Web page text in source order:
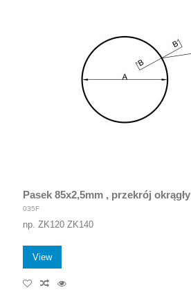
Pasek 85x2,5mm , przekrój okrągły
035F
np. ZK120 ZK140
View